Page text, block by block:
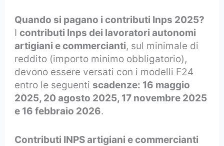
Quando si pagano i contributi Inps 2025?
Icontributi Inps dei lavoratori autonomi
artigiani e commercianti, sul minimale di
reddito (importo minimo obbligatorio),
devono essere versati con i modelli F24
entro le seguenti scadenze: 16 maggio
2025, 20 agosto 2025, 17 novembre 2025
e 16 febbraio 2026.
Contributi INPS artigiani e commercianti